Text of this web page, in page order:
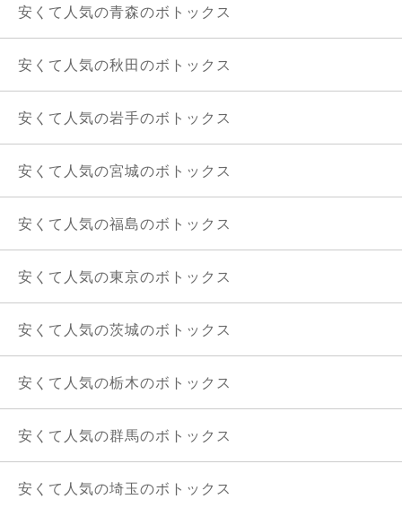
安くて人気の青森のボトックス
安くて人気の秋田のボトックス
安くて人気の岩手のボトックス
安くて人気の宮城のボトックス
安くて人気の福島のボトックス
安くて人気の東京のボトックス
安くて人気の茨城のボトックス
安くて人気の栃木のボトックス
安くて人気の群馬のボトックス
安くて人気の埼玉のボトックス